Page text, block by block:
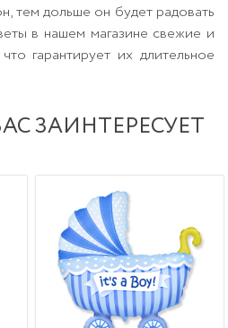
тем дольше он будет радовать
в нашем магазине свежие и
гарантирует их длительное
ЗАИНТЕРЕСУЕТ